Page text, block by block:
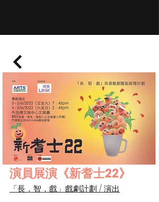
演員展演《新耆士22》
「長．智．戲」戲劇計劃 / 演出